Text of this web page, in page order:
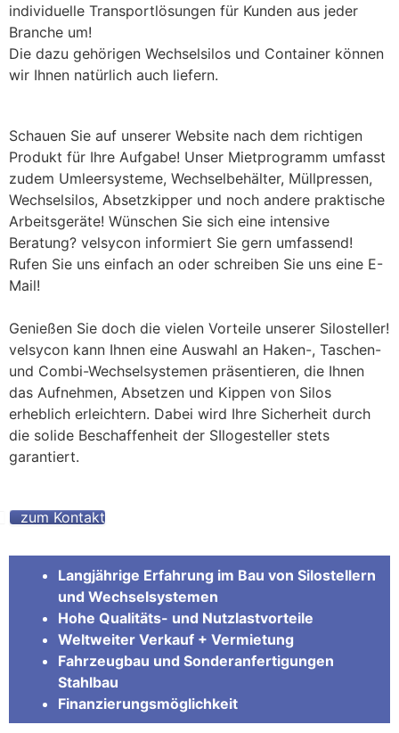
individuelle Transportlösungen für Kunden aus jeder
Branche um!
Die dazu gehörigen Wechselsilos und Container können
wir Ihnen natürlich auch liefern.
Schauen Sie auf unserer Website nach dem richtigen
Produkt für Ihre Aufgabe! Unser Mietprogramm umfasst
zudem Umleersysteme, Wechselbehälter, Müllpressen,
Wechselsilos, Absetzkipper und noch andere praktische
Arbeitsgeräte! Wünschen Sie sich eine intensive
Beratung? velsycon informiert Sie gern umfassend!
Rufen Sie uns einfach an oder schreiben Sie uns eine E-
Mail!
Genießen Sie doch die vielen Vorteile unserer Silosteller!
velsycon kann Ihnen eine Auswahl an Haken-, Taschen-
und Combi-Wechselsystemen präsentieren, die Ihnen
das Aufnehmen, Absetzen und Kippen von Silos
erheblich erleichtern. Dabei wird Ihre Sicherheit durch
die solide Beschaffenheit der SIlogesteller stets
garantiert.
zum Kontakt
Langjährige Erfahrung im Bau von Silostellern
und Wechselsystemen
Hohe Qualitäts- und Nutzlastvorteile
Weltweiter Verkauf + Vermietung
Fahrzeugbau und Sonderanfertigungen
Stahlbau
Finanzierungsmöglichkeit